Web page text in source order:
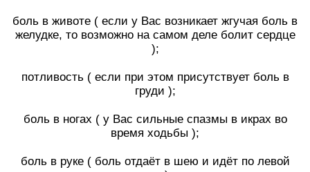
боль в животе ( если у Вас возникает жгучая боль в
желудке, то возможно на самом деле болит сердце
);
потливость ( если при этом присутствует боль в
груди );
боль в ногах ( у Вас сильные спазмы в икрах во
время ходьбы );
боль в руке ( боль отдаёт в шею и идёт по левой